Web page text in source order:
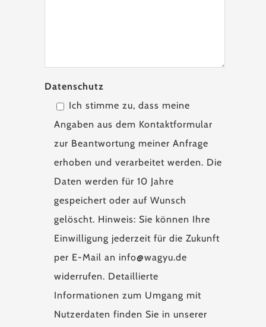
Datenschutz
Ich stimme zu, dass meine
Angaben aus dem Kontaktformular
zur Beantwortung meiner Anfrage
erhoben und verarbeitet werden. Die
Daten werden für 10 Jahre
gespeichert oder auf Wunsch
gelöscht. Hinweis: Sie können Ihre
Einwilligung jederzeit für die Zukunft
per E-Mail an info@wagyu.de
widerrufen. Detaillierte
Informationen zum Umgang mit
Nutzerdaten finden Sie in unserer